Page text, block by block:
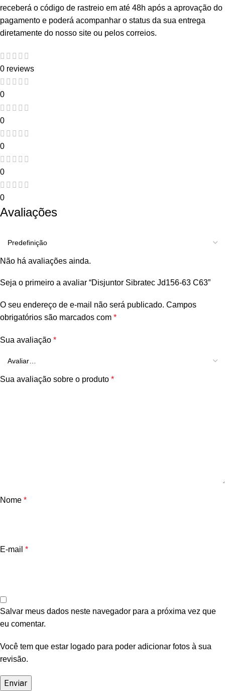
receberá o código de rastreio em até 48h após a aprovação do
pagamento e poderá acompanhar o status da sua entrega
diretamente do nosso site ou pelos correios.
0 reviews
0
0
0
0
0
Avaliações
Não há avaliações ainda.
Seja o primeiro a avaliar “Disjuntor Sibratec Jd156-63 C63”
O seu endereço de e-mail não será publicado. Campos
obrigatórios são marcados com *
Sua avaliação *
Sua avaliação sobre o produto *
Nome *
E-mail *
Salvar meus dados neste navegador para a próxima vez que
eu comentar.
Você tem que estar logado para poder adicionar fotos à sua
revisão.